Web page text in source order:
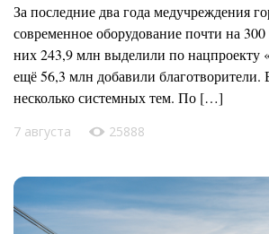
За последние два года медучреждения
современное оборудование почти на
них 243,9 млн выделили по нацпроекту
ещё 56,3 млн добавили благотворители.
несколько системных тем. По […]
7 августа 25888